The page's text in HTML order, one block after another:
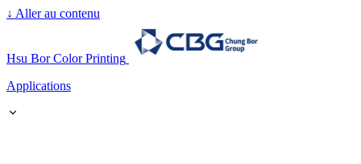
↓ Aller au contenu
Hsu Bor Color Printing
Applications